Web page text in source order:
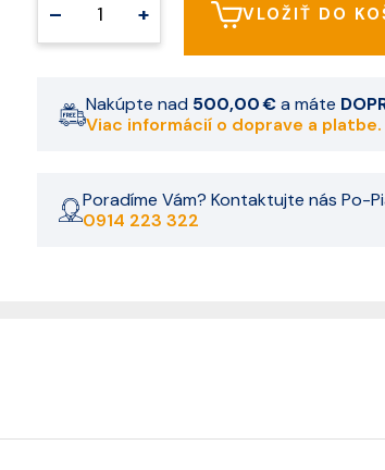
– + VLOŽIŤ DO
Nakúpte nad 500,00 €a máte
Viac informácií o doprave a platbe.
Poradíme Vám? Kontaktujte nás Po-
0914 223 322